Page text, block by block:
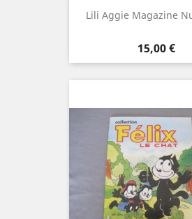
Lili Aggie Magazine
Prix
15,00 €